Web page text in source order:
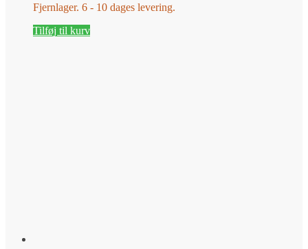
Fjernlager. 6 - 10 dages levering.
Tilføj til kurv